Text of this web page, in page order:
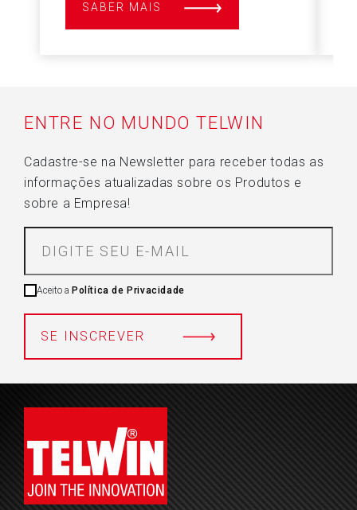
SABER MAIS
ENTRE NO MUNDO TELWIN
Cadastre-se na Newsletter para receber todas as
informações atualizadas sobre os Produtos e
sobre a Empresa!
Aceito a Política de Privacidade
SE INSCREVER